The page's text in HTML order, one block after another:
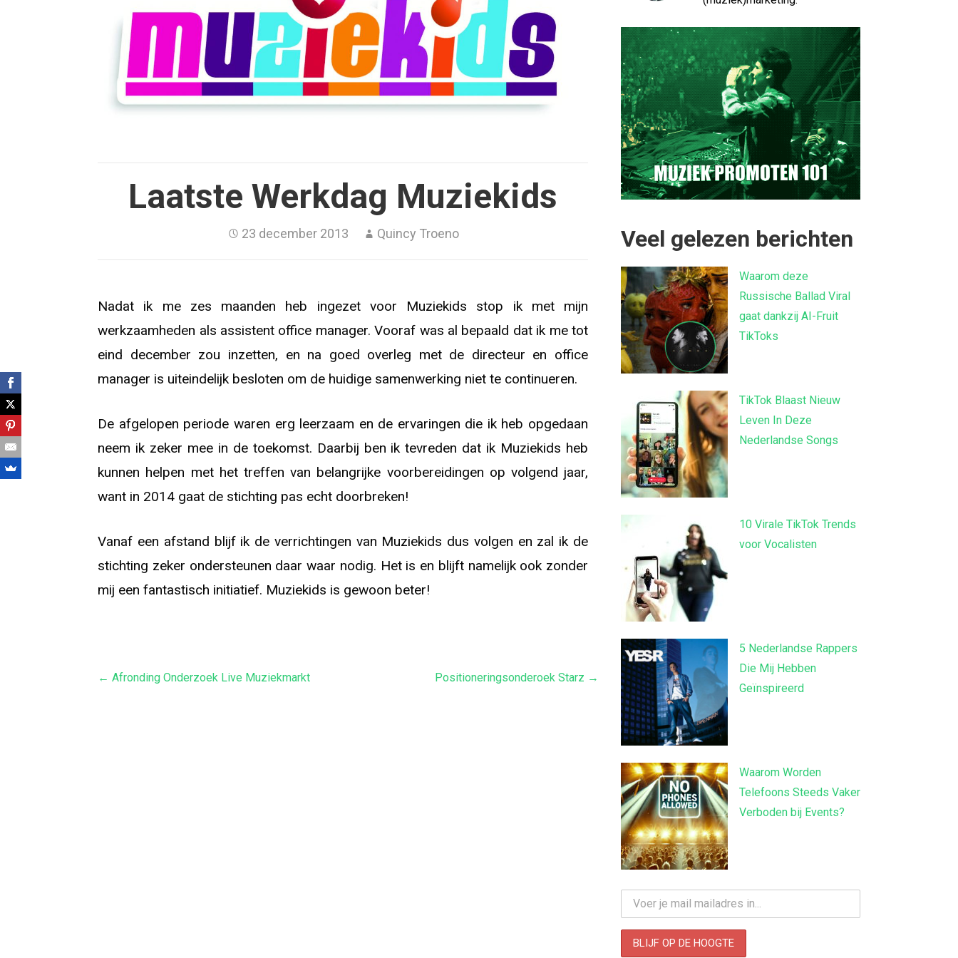
Laatste Werkdag Muziekids
23 december 2013 Quincy Troeno
Nadat ik me zes maanden heb ingezet voor Muziekids stop ik met mijn
werkzaamheden als assistent office manager. Vooraf was al bepaald dat ik me tot
eind december zou inzetten, en na goed overleg met de directeur en office
manager is uiteindelijk besloten om de huidige samenwerking niet te continueren.
De afgelopen periode waren erg leerzaam en de ervaringen die ik heb opgedaan
neem ik zeker mee in de toekomst. Daarbij ben ik tevreden dat ik Muziekids heb
kunnen helpen met het treffen van belangrijke voorbereidingen op volgend jaar,
want in 2014 gaat de stichting pas echt doorbreken!
Vanaf een afstand blijf ik de verrichtingen van Muziekids dus volgen en zal ik de
stichting zeker ondersteunen daar waar nodig. Het is en blijft namelijk ook zonder
mij een fantastisch initiatief. Muziekids is gewoon beter!
Bericht
← Afronding Onderzoek Live Muziekmarkt Positioneringsonderoek Starz →
Veel gelezen berichten
Waarom deze
Russische Ballad Viral
gaat dankzij AI-Fruit
TikToks
TikTok Blaast Nieuw
Leven In Deze
Nederlandse Songs
10 Virale TikTok Trends
voor Vocalisten
5 Nederlandse Rappers
Die Mij Hebben
Geïnspireerd
Waarom Worden
Telefoons Steeds Vaker
Verboden bij Events?